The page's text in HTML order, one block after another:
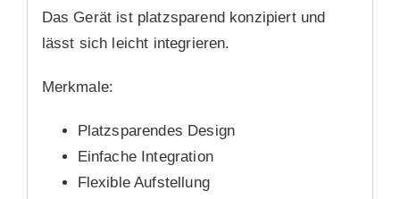
Das Gerät ist platzsparend konzipiert und
lässt sich leicht integrieren.
Merkmale:
Platzsparendes Design
Einfache Integration
Flexible Aufstellung